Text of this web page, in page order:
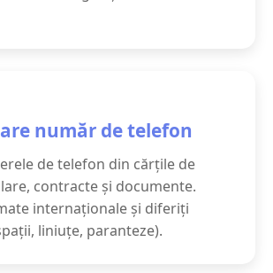
număr de telefon
de telefon din cărțile de
contracte și documente.
internaționale și diferiți
liniuțe, paranteze).